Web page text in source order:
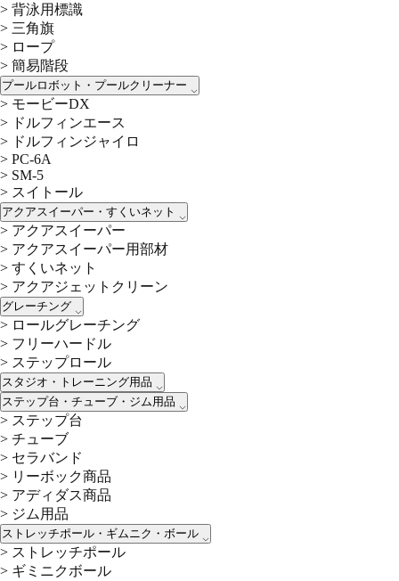
> 背泳用標識
> 三角旗
> ロープ
> 簡易階段
プールロボット・プールクリーナー
> モービーDX
> ドルフィンエース
> ドルフィンジャイロ
> PC-6A
> SM-5
> スイトール
アクアスイーパー・すくいネット
> アクアスイーパー
> アクアスイーパー用部材
> すくいネット
> アクアジェットクリーン
グレーチング
> ロールグレーチング
> フリーハードル
> ステップロール
スタジオ・トレーニング用品
ステップ台・チューブ・ジム用品
> ステップ台
> チューブ
> セラバンド
> リーボック商品
> アディダス商品
> ジム用品
ストレッチポール・ギムニク・ボール
> ストレッチポール
> ギミニクボール